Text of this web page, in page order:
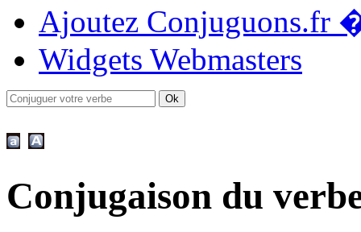
Ajoutez Conjuguons.fr
Widgets Webmasters
Conjugaison du